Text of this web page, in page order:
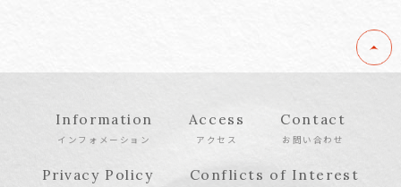
Information
インフォメーション
Access
アクセス
Contact
お問い合わせ
Privacy Policy Conflicts of Interest